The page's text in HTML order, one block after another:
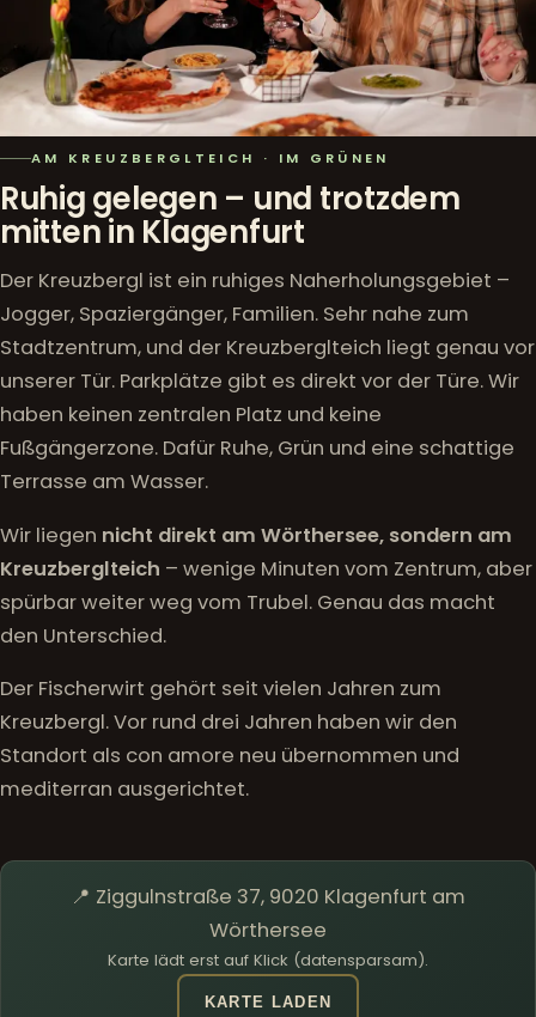
AM KREUZBERGLTEICH · IM GRÜNEN
Ruhig gelegen – und trotzdem
mitten in Klagenfurt
Der Kreuzbergl ist ein ruhiges Naherholungsgebiet –
Jogger, Spaziergänger, Familien. Sehr nahe zum
Stadtzentrum, und der Kreuzberglteich liegt genau vor
unserer Tür. Parkplätze gibt es direkt vor der Türe. Wir
haben keinen zentralen Platz und keine
Fußgängerzone. Dafür Ruhe, Grün und eine schattige
Terrasse am Wasser.
Wir liegen nicht direkt am Wörthersee, sondern am
Kreuzberglteich – wenige Minuten vom Zentrum, aber
spürbar weiter weg vom Trubel. Genau das macht
den Unterschied.
Der Fischerwirt gehört seit vielen Jahren zum
Kreuzbergl. Vor rund drei Jahren haben wir den
Standort als con amore neu übernommen und
mediterran ausgerichtet.
📍 Ziggulnstraße 37, 9020 Klagenfurt am
Wörthersee
Karte lädt erst auf Klick (datensparsam).
KARTE LADEN